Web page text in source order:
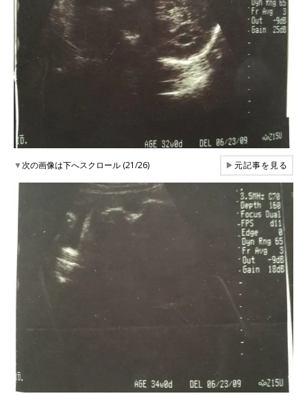
▼次の画像は下へスクロール (21/26) ▶元記事を見る